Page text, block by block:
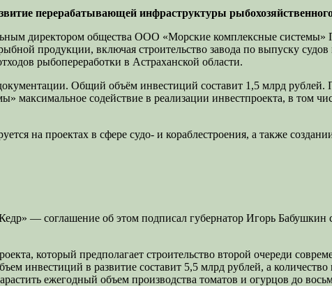
перерабатывающей инфраструктуры
директором общества ООО «Морские комплексные системы»
продукции, включая строительство завода по выпуску
рыбопереработки в Астраханской области.
Общий объём инвестиций составит 1,5 млрд рублей.
содействие в реализации инвестпроекта, в том
на проектах в сфере судо- и кораблестроения, а также
— соглашение об этом подписал губернатор Игорь
который предполагает строительство второй очереди
инвестиций в развитие составит 5,5 млрд рублей, а
ежегодный объем производства томатов и огурцов до